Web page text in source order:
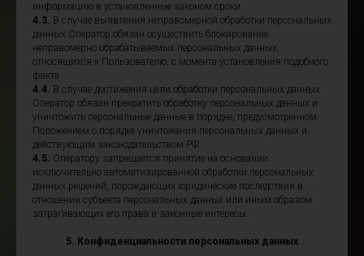
информацию в установленные законом сроки.
4.3. В случае выявления неправомерной обработки персональных
данных Оператор обязан осуществить блокирование
неправомерно обрабатываемых персональных данных,
относящихся к Пользователю, с момента установления подобного
факта.
4.4. В случае достижения цели обработки персональных данных
Оператор обязан прекратить обработку персональных данных и
уничтожить персональные данные в порядке, предусмотренном
Положением о порядке уничтожения персональных данных и
действующим законодательством РФ.
4.5. Оператору запрещается принятие на основании
исключительно автоматизированной обработки персональных
данных решений, порождающих юридические последствия в
отношении субъекта персональных данных или иным образом
затрагивающих его права и законные интересы.
5. Конфиденциальности персональных данных